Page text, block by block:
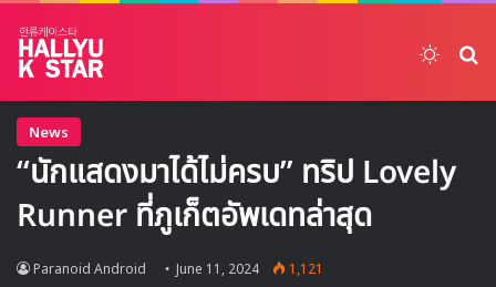
News
“นักแสดงมาได้ไม่ครบ” ทริป Lovely
Runner ที่ภูเก็ตอัพเดทล่าสุด
Paranoid Android June 11, 2024 1,121